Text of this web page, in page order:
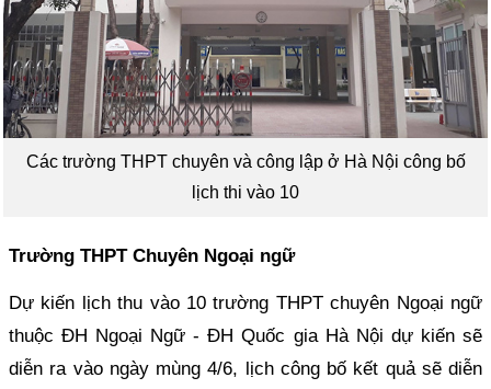
Các trường THPT chuyên và công lập ở Hà Nội công bố
lịch thi vào 10
Trường THPT Chuyên Ngoại ngữ
Dự kiến lịch thu vào 10 trường THPT chuyên Ngoại ngữ
thuộc ĐH Ngoại Ngữ - ĐH Quốc gia Hà Nội dự kiến sẽ
diễn ra vào ngày mùng 4/6, lịch công bố kết quả sẽ diễn